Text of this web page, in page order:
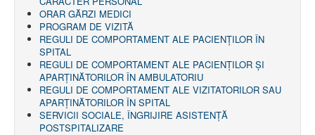
ORAR GĂRZI MEDICI
PROGRAM DE VIZITĂ
REGULI DE COMPORTAMENT ALE PACIENȚILOR ÎN
SPITAL
REGULI DE COMPORTAMENT ALE PACIENȚILOR ȘI
APARȚINĂTORILOR ÎN AMBULATORIU
REGULI DE COMPORTAMENT ALE VIZITATORILOR SAU
APARȚINĂTORILOR ÎN SPITAL
SERVICII SOCIALE, ÎNGRIJIRE ASISTENŢĂ
POSTSPITALIZARE